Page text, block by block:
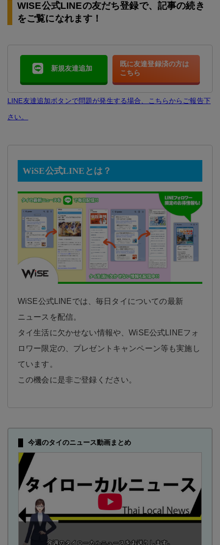
WISE公式LINEの友だち登録で、記事の続き
をご覧になれます！
新規友達追加
既に友達登録済の方は
こちら
LINE友達追加ボタンで問題が発生する場合、こちらからご報告下
さい。
WiSE公式LINEとは？
WiSE公式LINEでは、毎日タイについての最新
ニュースを配信。
タイ生活に欠かせない情報や、WiSE公式LINEフォ
ロワー限定の、プレゼントキャンペーン等も実施し
ています。
この機会に是非ご登録ください。
今週のタイのニュース動画まとめ